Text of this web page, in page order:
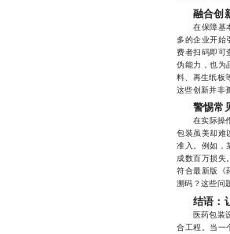
融合创
在保障基本
多的企业开始
费者扫码即可
伪能力，也为
料、再生纸板
这些创新并非
警惕常
在实际操作
包装虽美却难
准入。例如，
成数百万损失
符合最新版《
溯码？这些问
结语：
医药包装设
合工程。当一